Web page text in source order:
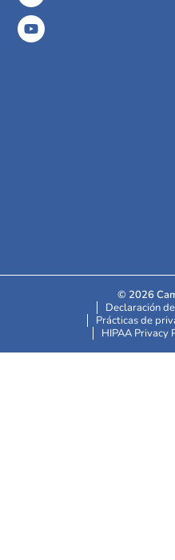
© 2026
Declaración
Prácticas de
HIPAA Privacy